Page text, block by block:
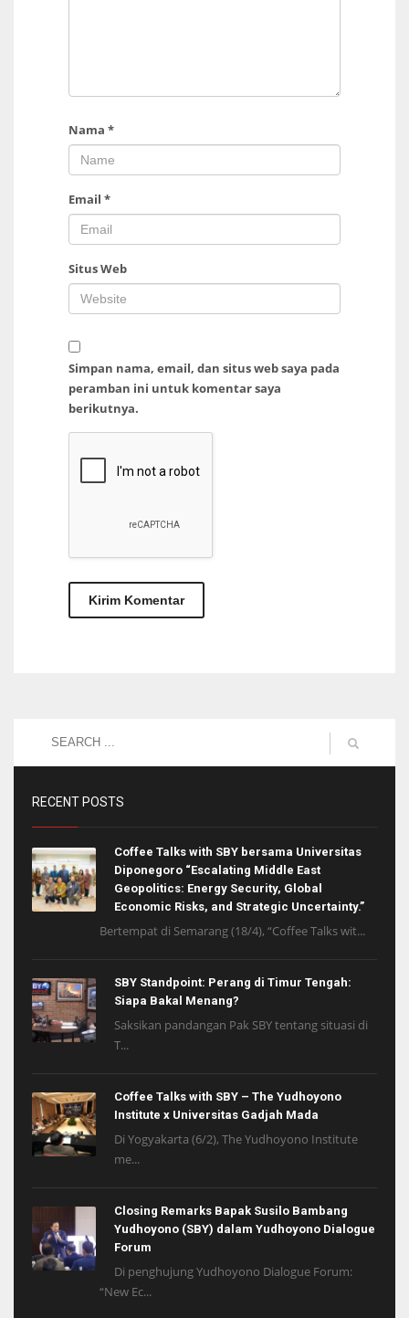
Nama *
Email *
Situs Web
Simpan nama, email, dan situs web saya pada
peramban ini untuk komentar saya
berikutnya.
RECENT POSTS
Coffee Talks with SBY bersama Universitas
Diponegoro “Escalating Middle East
Geopolitics: Energy Security, Global
Economic Risks, and Strategic Uncertainty.”
Bertempat di Semarang (18/4), “Coffee Talks wit...
SBY Standpoint: Perang di Timur Tengah:
Siapa Bakal Menang?
Saksikan pandangan Pak SBY tentang situasi di
T...
Coffee Talks with SBY – The Yudhoyono
Institute x Universitas Gadjah Mada
Di Yogyakarta (6/2), The Yudhoyono Institute
me...
Closing Remarks Bapak Susilo Bambang
Yudhoyono (SBY) dalam Yudhoyono Dialogue
Forum
Di penghujung Yudhoyono Dialogue Forum:
“New Ec...